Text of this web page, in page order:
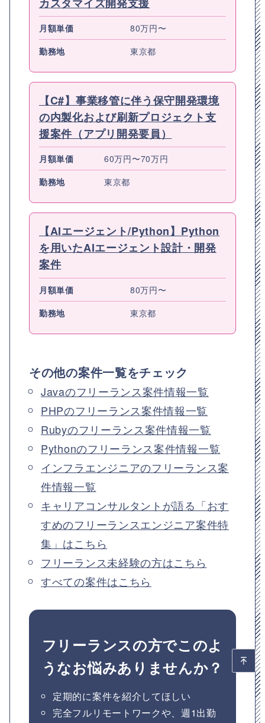
カスタマイズ開発支援
月額単価
80万円〜
勤務地
東京都
【C#】事業移管に伴う保守開発環境
の内製化および刷新プロジェクト支
援案件（アプリ開発要員）
月額単価
60万円〜70万円
勤務地
東京都
【AIエージェント/Python】Python
を用いたAIエージェント設計・開発
案件
月額単価
80万円〜
勤務地
東京都
その他の案件一覧をチェック
Javaのフリーランス案件情報一覧
PHPのフリーランス案件情報一覧
Rubyのフリーランス案件情報一覧
Pythonのフリーランス案件情報一覧
インフラエンジニアのフリーランス案
件情報一覧
キャリアコンサルタントが語る「おす
すめのフリーランスエンジニア案件特
集」はこちら
フリーランス未経験の方はこちら
すべての案件はこちら
フリーランスの方でこのよ
うなお悩みありませんか？
定期的に案件を紹介してほしい
完全フルリモートワークや、週1出勤